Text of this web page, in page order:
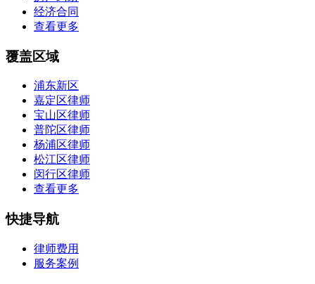
经济合同
查看更多
覆盖区域
浦东新区
嘉定区律师
宝山区律师
普陀区律师
杨浦区律师
松江区律师
闵行区律师
查看更多
快捷导航
律师费用
服务案例